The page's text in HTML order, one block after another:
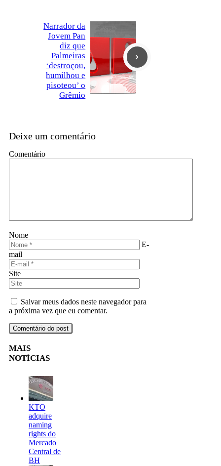
Narrador da
Jovem Pan
diz que
Palmeiras
‘destroçou,
humilhou e
pisoteou’ o
Grêmio
Deixe um comentário
Comentário
Nome
E-
mail
Site
Salvar meus dados neste navegador para
a próxima vez que eu comentar.
MAIS
NOTÍCIAS
KTO
adquire
naming
rights do
Mercado
Central de
BH